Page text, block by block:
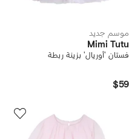
موسم جديد
Mimi Tutu
فستان 'أوريال' بزينة ربطة
$59